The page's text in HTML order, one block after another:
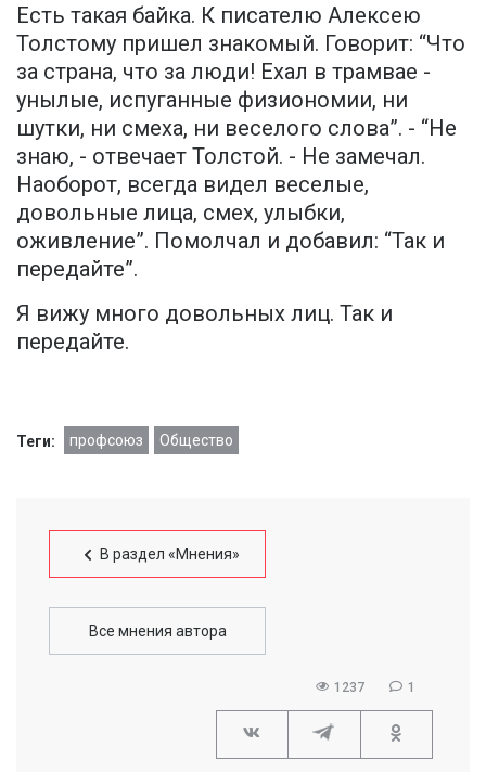
Есть такая байка. К писателю Алексею
Толстому пришел знакомый. Говорит: “Что
за страна, что за люди! Ехал в трамвае -
унылые, испуганные физиономии, ни
шутки, ни смеха, ни веселого слова”. - “Не
знаю, - отвечает Толстой. - Не замечал.
Наоборот, всегда видел веселые,
довольные лица, смех, улыбки,
оживление”. Помолчал и добавил: “Так и
передайте”.
Я вижу много довольных лиц. Так и
передайте.
Теги: профсоюз Общество
В раздел «Мнения»
Все мнения автора
1237 1